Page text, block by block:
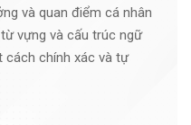
và quan điểm cá nhân
vựng và cấu trúc ngữ
cách chính xác và tự